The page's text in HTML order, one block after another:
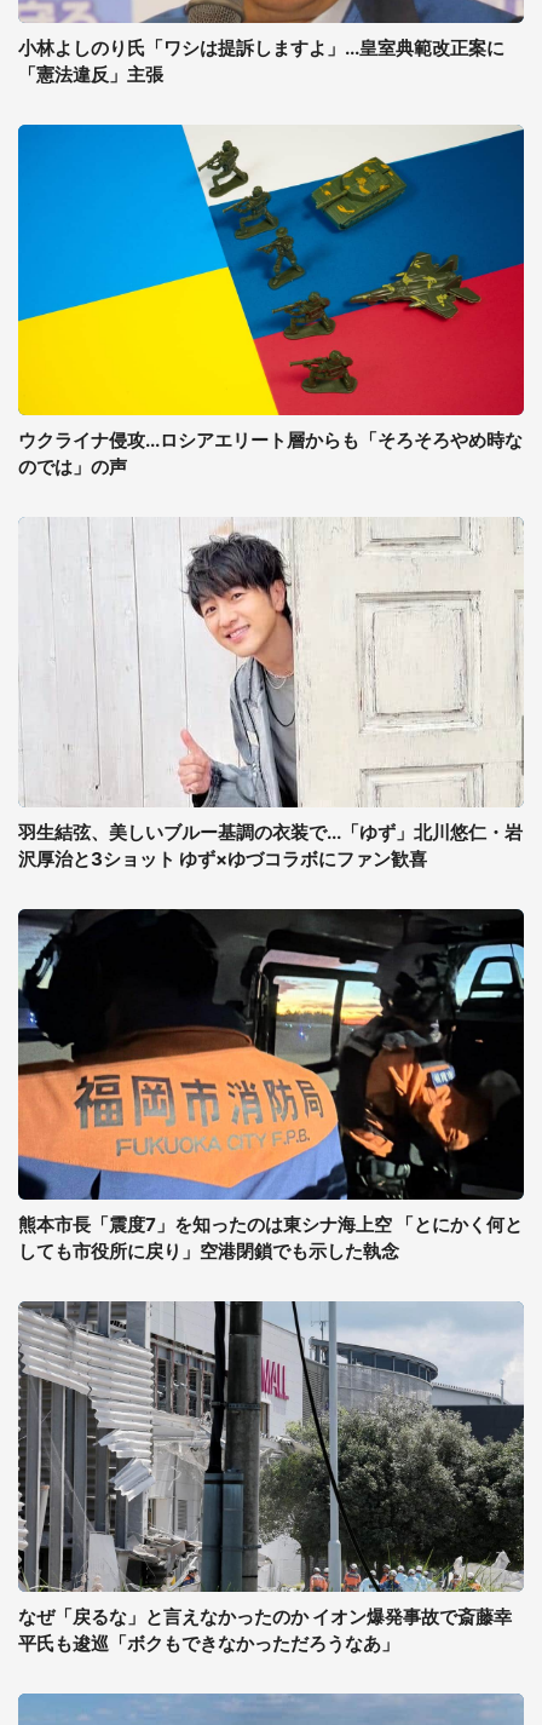
小林よしのり氏「ワシは提訴しますよ」...皇室典範改正案に
「憲法違反」主張
ウクライナ侵攻...ロシアエリート層からも「そろそろやめ時な
のでは」の声
羽生結弦、美しいブルー基調の衣装で...「ゆず」北川悠仁・岩
沢厚治と3ショット ゆず×ゆづコラボにファン歓喜
熊本市長「震度7」を知ったのは東シナ海上空 「とにかく何と
しても市役所に戻り」空港閉鎖でも示した執念
なぜ「戻るな」と言えなかったのか イオン爆発事故で斎藤幸
平氏も逡巡「ボクもできなかっただろうなあ」